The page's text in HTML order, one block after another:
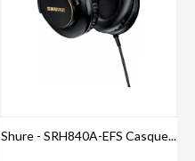
Shure - SRH840A-EFS Casque...